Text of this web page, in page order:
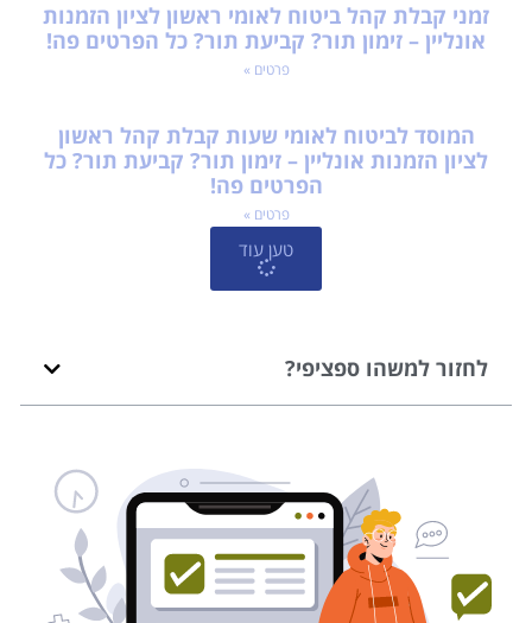
זמני קבלת קהל ביטוח לאומי ראשון לציון הזמנות
אונליין – זימון תור? קביעת תור? כל הפרטים פה!
פרטים »
המוסד לביטוח לאומי שעות קבלת קהל ראשון
לציון הזמנות אונליין – זימון תור? קביעת תור? כל
הפרטים פה!
פרטים »
טען עוד
לחזור למשהו ספציפי?